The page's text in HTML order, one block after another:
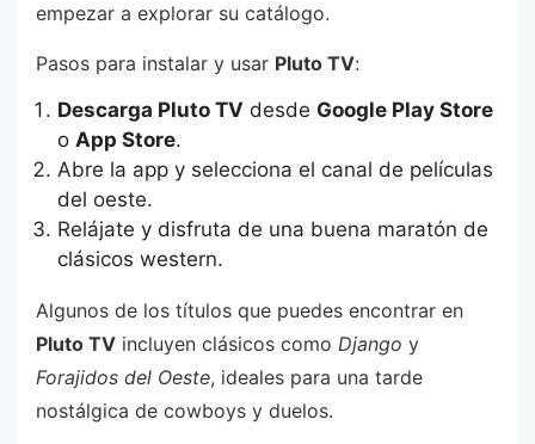
empezar a explorar su catálogo.
Pasos para instalar y usar Pluto TV:
Descarga Pluto TV desde Google Play Store
o App Store.
Abre la app y selecciona el canal de películas
del oeste.
Relájate y disfruta de una buena maratón de
clásicos western.
Algunos de los títulos que puedes encontrar en
Pluto TV incluyen clásicos como Django y
Forajidos del Oeste, ideales para una tarde
nostálgica de cowboys y duelos.